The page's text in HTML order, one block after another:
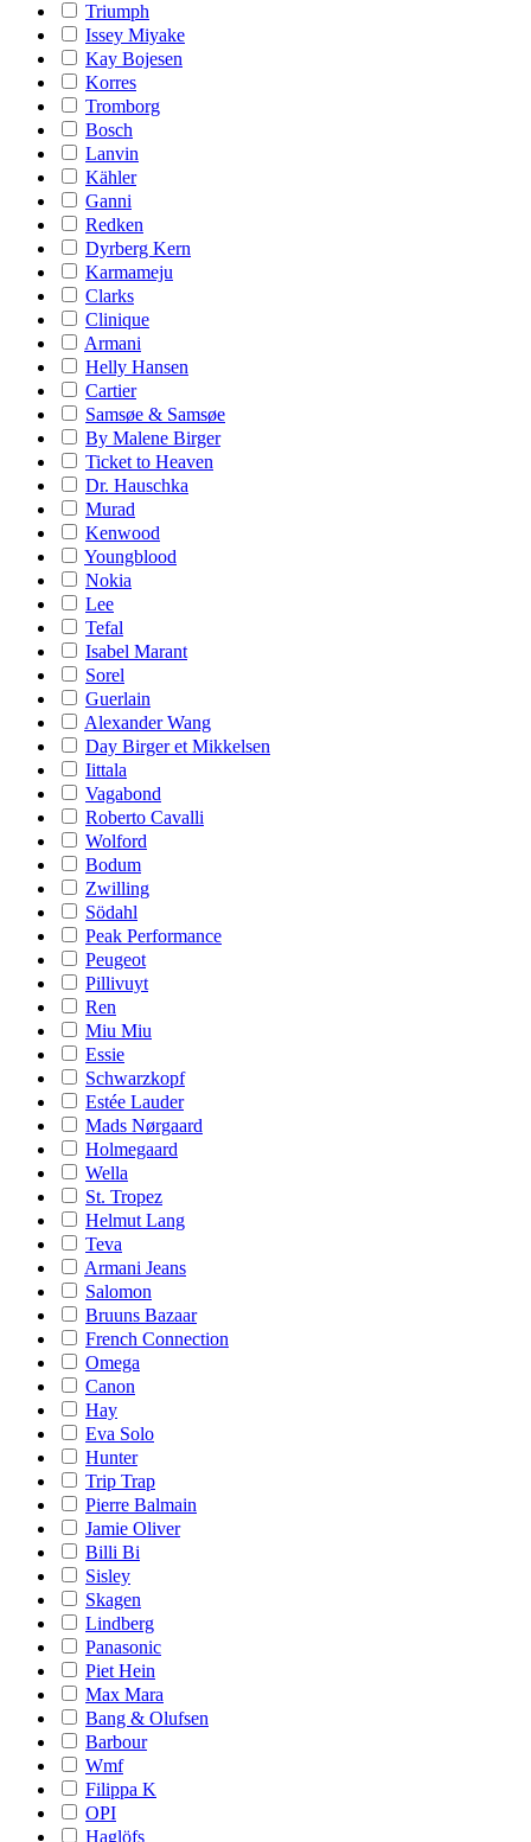
Triumph
Issey Miyake
Kay Bojesen
Korres
Tromborg
Bosch
Lanvin
Kähler
Ganni
Redken
Dyrberg Kern
Karmameju
Clarks
Clinique
Armani
Helly Hansen
Cartier
Samsøe & Samsøe
By Malene Birger
Ticket to Heaven
Dr. Hauschka
Murad
Kenwood
Youngblood
Nokia
Lee
Tefal
Isabel Marant
Sorel
Guerlain
Alexander Wang
Day Birger et Mikkelsen
Iittala
Vagabond
Roberto Cavalli
Wolford
Bodum
Zwilling
Södahl
Peak Performance
Peugeot
Pillivuyt
Ren
Miu Miu
Essie
Schwarzkopf
Estée Lauder
Mads Nørgaard
Holmegaard
Wella
St. Tropez
Helmut Lang
Teva
Armani Jeans
Salomon
Bruuns Bazaar
French Connection
Omega
Canon
Hay
Eva Solo
Hunter
Trip Trap
Pierre Balmain
Jamie Oliver
Billi Bi
Sisley
Skagen
Lindberg
Panasonic
Piet Hein
Max Mara
Bang & Olufsen
Barbour
Wmf
Filippa K
OPI
Haglöfs